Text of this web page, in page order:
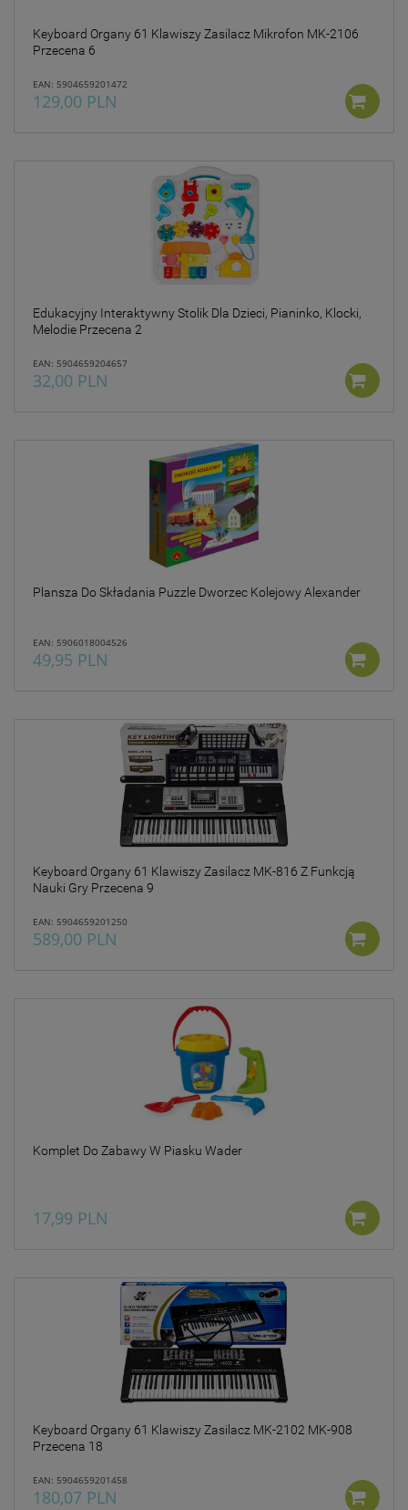
Keyboard Organy 61 Klawiszy Zasilacz Mikrofon MK-2106
Przecena 6
EAN: 5904659201472
129,00 PLN
Edukacyjny Interaktywny Stolik Dla Dzieci, Pianinko, Klocki,
Melodie Przecena 2
EAN: 5904659204657
32,00 PLN
Plansza Do Składania Puzzle Dworzec Kolejowy Alexander
EAN: 5906018004526
49,95 PLN
Keyboard Organy 61 Klawiszy Zasilacz MK-816 Z Funkcją
Nauki Gry Przecena 9
EAN: 5904659201250
589,00 PLN
Komplet Do Zabawy W Piasku Wader
17,99 PLN
Keyboard Organy 61 Klawiszy Zasilacz MK-2102 MK-908
Przecena 18
EAN: 5904659201458
180,07 PLN